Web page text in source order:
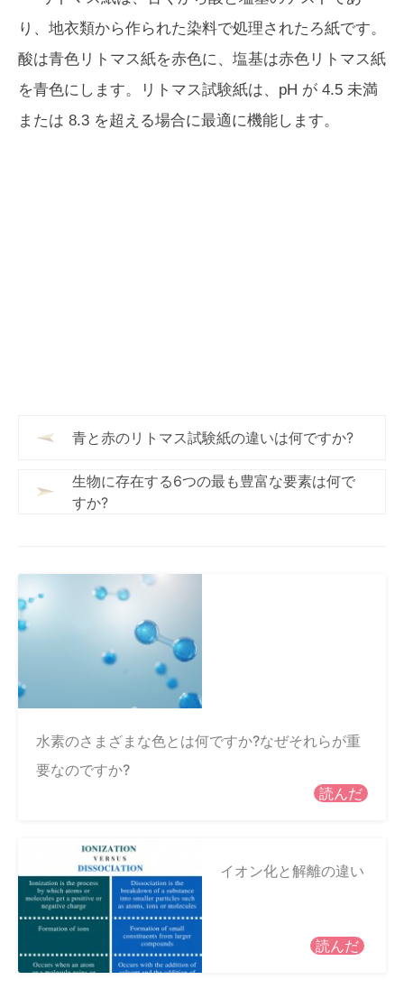
り、地衣類から作られた染料で処理されたろ紙です。
酸は青色リトマス紙を赤色に、塩基は赤色リトマス紙
を青色にします。リトマス試験紙は、pH が 4.5 未満
または 8.3 を超える場合に最適に機能します。
青と赤のリトマス試験紙の違いは何ですか?
生物に存在する6つの最も豊富な要素は何で
すか?
水素のさまざまな色とは何ですか?なぜそれらが重
要なのですか?
読んだ
イオン化と解離の違い
読んだ